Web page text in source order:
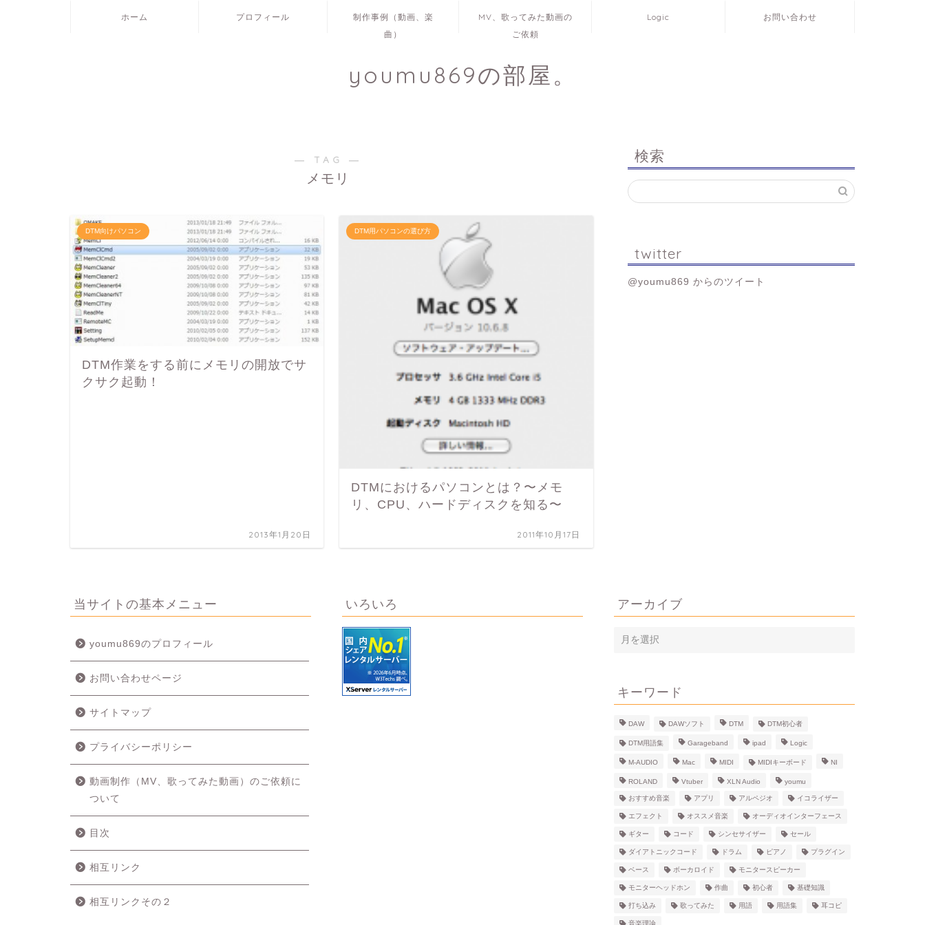
ホーム プロフィール
制作事例（動画、楽
曲）
MV、歌ってみた動画の
ご依頼
Logic お問い合わせ
youmu869の部屋。
― TAG ―
メモリ
DTM向けパソコン
DTM作業をする前にメモリの開放でサ
クサク起動！
2013年1月20日
DTM用パソコンの選び方
DTMにおけるパソコンとは？〜メモ
リ、CPU、ハードディスクを知る〜
2011年10月17日
検索
twitter
@youmu869 からのツイート
当サイトの基本メニュー
youmu869のプロフィール
お問い合わせページ
サイトマップ
プライバシーポリシー
動画制作（MV、歌ってみた動画）のご依頼に
ついて
目次
相互リンク
相互リンクその２
いろいろ アーカイブ
ア
ー
ブ
キーワード
DAW DAWソフト DTM DTM初心者
DTM用語集 Garageband ipad Logic
M-AUDIO Mac MIDI MIDIキーボード NI
ROLAND Vtuber XLN Audio youmu
おすすめ音楽 アプリ アルペジオ イコライザー
エフェクト オススメ音楽 オーディオインターフェース
ギター コード シンセサイザー セール
ダイアトニックコード ドラム ピアノ プラグイン
ベース ボーカロイド モニタースピーカー
モニターヘッドホン 作曲 初心者 基礎知識
打ち込み 歌ってみた 用語 用語集 耳コピ